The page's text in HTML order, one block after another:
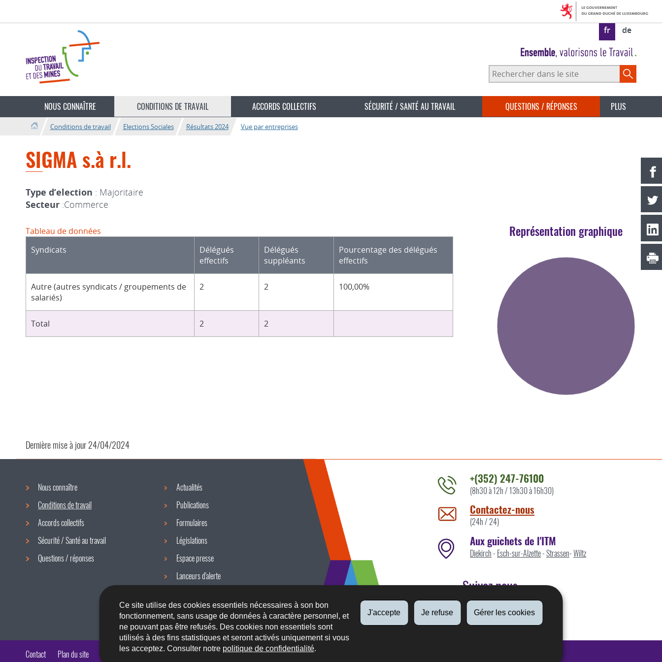
Ce site utilise des cookies essentiels nécessaires à son bon
fonctionnement, sans usage de données à caractère personnel, et
ne pouvant pas être refusés. Des cookies non essentiels sont
utilisés à des fins statistiques et seront activés uniquement si vous
les acceptez. Consulter notre politique de confidentialité.
J'accepte Je refuse Gérer les cookies
langue
fr de
Rechercher
dans
NOUS CONNAÎTRE CONDITIONS DE TRAVAIL ACCORDS COLLECTIFS SÉCURITÉ / SANTÉ AU TRAVAIL QUESTIONS / RÉPONSES PLUS
Conditions de travail Elections Sociales Résultats 2024 Vue par entreprises
SIGMA s.à r.l.
Type d’election : Majoritaire
Secteur :Commerce
Tableau de données
Syndicats
Délégués
effectifs
Délégués
suppléants
Pourcentage des délégués
effectifs
Autre (autres syndicats / groupements de
salariés)
2 2 100,00%
Total 2 2
Représentation graphique
Dernière mise à jour24/04/2024
Menu
de
navigation
Nous connaître
Conditions de travail
Accords collectifs
Sécurité / Santé au travail
Questions / réponses
Actualités
Publications
Formulaires
Législations
Espace presse
Lanceurs d'alerte
Contacter
l'ITM
par
+(352) 247-76100
(8h30 à 12h / 13h30 à 16h30)
Contactez-nous
(24h / 24)
Aux guichets de l'ITM
Diekirch- Esch-sur-Alzette-Strassen-Wiltz
Suivez nous
Linkedin
Contact Plan du site A propos du site Accessibilité Aspects légaux Protection des données